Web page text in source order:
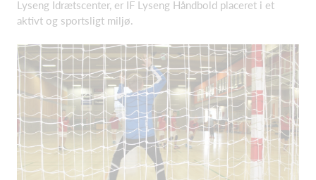
Lyseng Idrætscenter, er IF Lyseng Håndbold placeret i et
aktivt og sportsligt miljø.